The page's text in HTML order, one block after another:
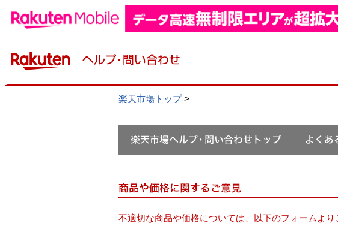
楽天市場トップ>
不適切な商品や価格については、以下のフォームよ